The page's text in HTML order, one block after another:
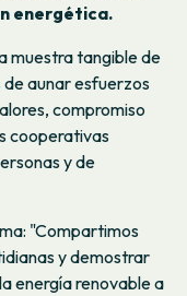
energética.
muestra tangible de
aunar esfuerzos
compromiso
cooperativas
y de
"Compartimos
y demostrar
energía renovable a